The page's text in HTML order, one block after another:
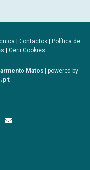
| Contactos | Política de
| Gerir Cookies
Matos | powered by